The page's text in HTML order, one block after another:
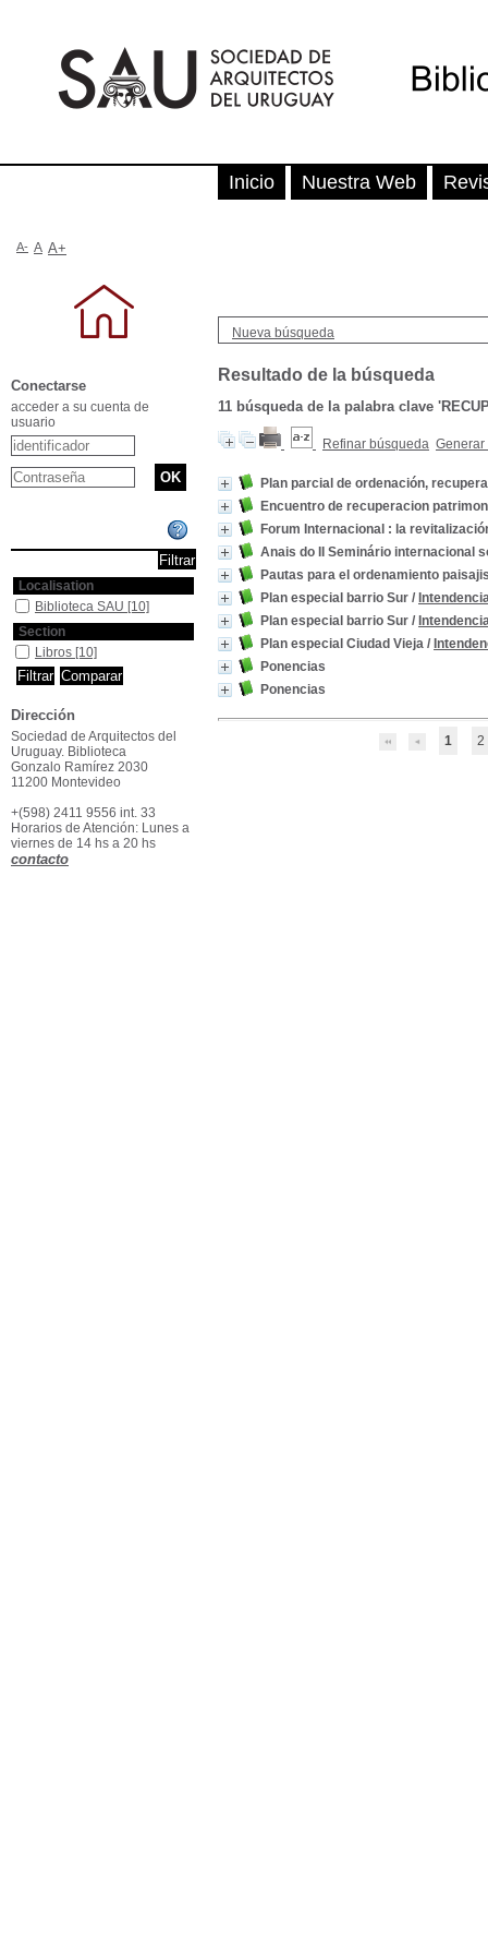
Nueva búsqueda
Resultado de la búsqueda
11 búsqueda de la palabra clave
Refinar búsqueda Generar
Plan parcial de ordenación,
Encuentro de recuperacion
Forum Internacional : la
Anais do II Seminário internacional
Pautas para el ordenamiento
Plan especial barrio Sur /
Plan especial barrio Sur /
Plan especial Ciudad Vieja /
Ponencias
Ponencias
1 2
Inicio Nuestra Web
A- A A+
Conectarse
acceder a su cuenta de
usuario
Localisation
Biblioteca SAU [10]
Section
Libros [10]
Dirección
Sociedad de Arquitectos del
Uruguay. Biblioteca
Gonzalo Ramírez 2030
11200 Montevideo
+(598) 2411 9556 int. 33
Horarios de Atención: Lunes a
viernes de 14 hs a 20 hs
contacto